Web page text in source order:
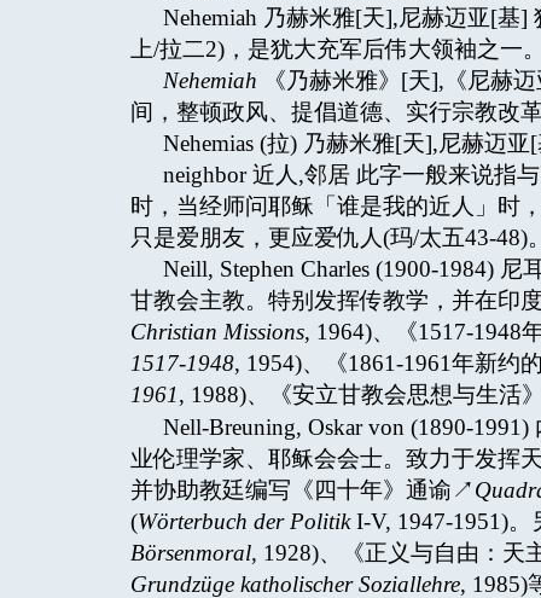
Nehemiah 乃赫米雅[天],尼赫迈亚[基
上/拉二2)，是犹大充军后伟大领袖之一
Nehemiah 《乃赫米雅》[天],《尼赫
间，整顿政风、提倡道德、实行宗教改
Nehemias (拉) 乃赫米雅[天],尼赫迈
neighbor 近人,邻居 此字一般来说指
时，当经师问耶稣「谁是我的近人」时
只是爱朋友，更应爱仇人(玛/太五43-48)
Neill, Stephen Charles (1900-1984)
甘教会主教。特别发挥传教学，并在印
Christian Missions, 1964)、《1517-1948
1517-1948, 1954)、《1861-1961年新约
1961, 1988)、《安立甘教会思想与生活
Nell-Breuning, Oskar von (1890-
业伦理学家、耶稣会会士。致力于发挥
并协助教廷编写《四十年》通谕↗
(Wörterbuch der PolitikI-V, 1947-1951)。
Börsenmoral, 1928)、《正义与自由：天
Grundzüge katholischer Soziallehre, 1985)